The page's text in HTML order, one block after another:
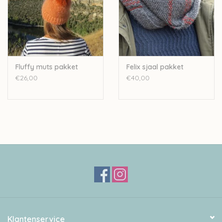
Fluffy muts pakket
€26,00
Felix sjaal pakket
€40,00
Klantenservice